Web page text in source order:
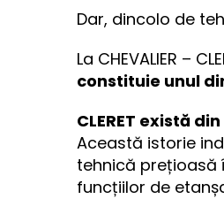
Dar, dincolo de
La CHEVALIER –
constituie unul
CLERET există din
Această istorie
tehnică prețioasă
funcțiilor de